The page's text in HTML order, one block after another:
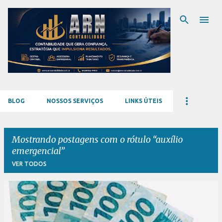
Pular para o conteúdo principal
BLOG NOSSOS SERVIÇOS LINKS ÚTEIS
Mostrando postagens com o rótulo auxílio
emergencial
VER TODOS